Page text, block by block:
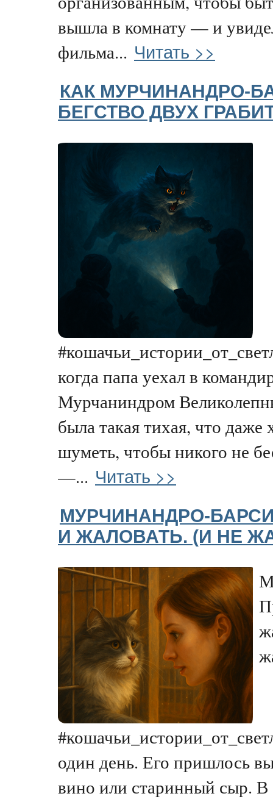
вышла в комнату — и
фильма... Читать >>
КАК МУРЧИНАНДРО-
БЕГСТВО ДВУХ
когда папа уехал в
Мурчаниндром
была такая тихая, что
шуметь, чтобы никого не
—... Читать >>
МУРЧИНАНДРО-
И ЖАЛОВАТЬ. (И НЕ
один день. Его пришлось
вино или старинный сыр. В